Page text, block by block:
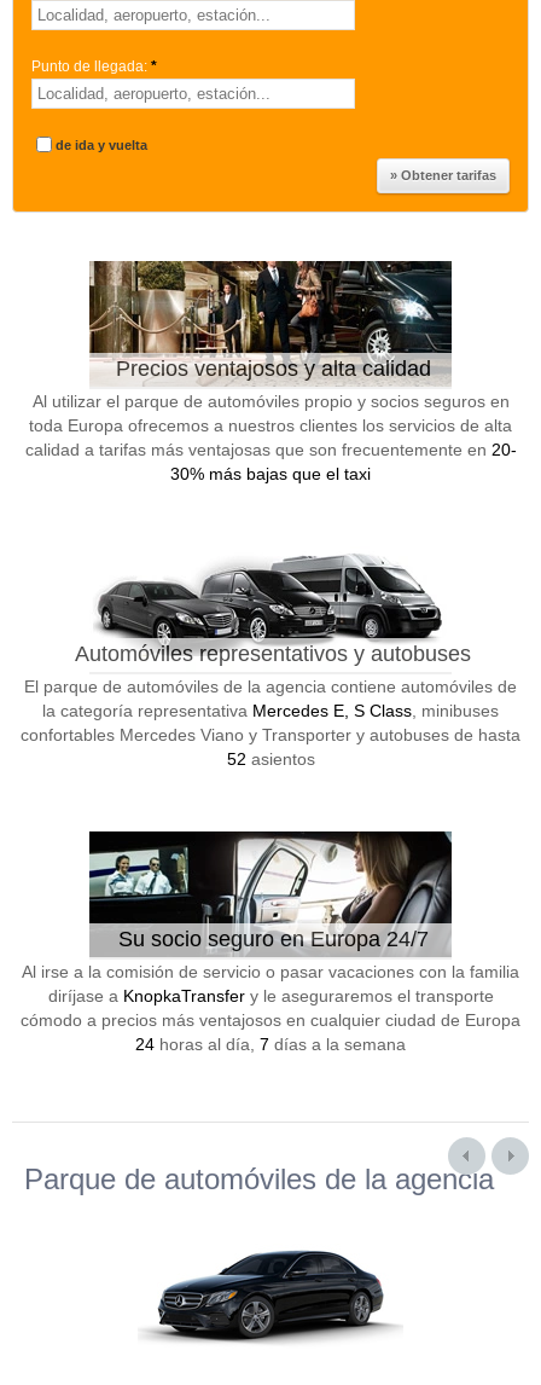
Punto de llegada: *
de ida y vuelta
Precios ventajosos y alta calidad
Al utilizar el parque de automóviles propio y socios seguros en
toda Europa ofrecemos a nuestros clientes los servicios de alta
calidad a tarifas más ventajosas que son frecuentemente en 20-
30% más bajas que el taxi
Automóviles representativos y autobuses
El parque de automóviles de la agencia contiene automóviles de
la categoría representativa Mercedes E, S Class , minibuses
confortables Mercedes Viano y Transporter y autobuses de hasta
52 asientos
Su socio seguro en Europa 24/7
Al irse a la comisión de servicio o pasar vacaciones con la familia
diríjase a KnopkaTransfery le aseguraremos el transporte
cómodo a precios más ventajosos en cualquier ciudad de Europa
24 horas al día, 7 días a la semana
Parque de automóviles de la agencia